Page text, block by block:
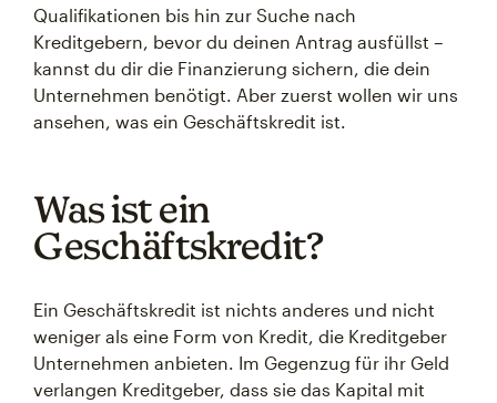
Qualifikationen bis hin zur Suche nach
Kreditgebern, bevor du deinen Antrag ausfüllst –
kannst du dir die Finanzierung sichern, die dein
Unternehmen benötigt. Aber zuerst wollen wir uns
ansehen, was ein Geschäftskredit ist.
Was ist ein
Geschäftskredit?
Ein Geschäftskredit ist nichts anderes und nicht
weniger als eine Form von Kredit, die Kreditgeber
Unternehmen anbieten. Im Gegenzug für ihr Geld
verlangen Kreditgeber, dass sie das Kapital mit